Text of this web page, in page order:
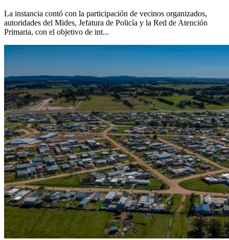
La instancia contó con la participación de vecinos organizados,
autoridades del Mides, Jefatura de Policía y la Red de Atención
Primaria, con el objetivo de int...